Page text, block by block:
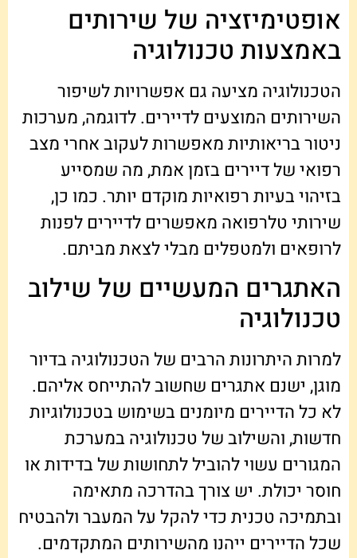
אופטימיזציה של שירותים
באמצעות טכנולוגיה
הטכנולוגיה מציעה גם אפשרויות לשיפור
השירותים המוצעים לדיירים. לדוגמה, מערכות
ניטור בריאותיות מאפשרות לעקוב אחרי מצב
רפואי של דיירים בזמן אמת, מה שמסייע
בזיהוי בעיות רפואיות מוקדם יותר. כמו כן,
שירותי טלרפואה מאפשרים לדיירים לפנות
לרופאים ולמטפלים מבלי לצאת מביתם.
האתגרים המעשיים של שילוב
טכנולוגיה
למרות היתרונות הרבים של הטכנולוגיה בדיור
מוגן, ישנם אתגרים שחשוב להתייחס אליהם.
לא כל הדיירים מיומנים בשימוש בטכנולוגיות
חדשות, והשילוב של טכנולוגיה במערכת
המגורים עשוי להוביל לתחושות של בדידות או
חוסר יכולת. יש צורך בהדרכה מתאימה
ובתמיכה טכנית כדי להקל על המעבר ולהבטיח
שכל הדיירים ייהנו מהשירותים המתקדמים.